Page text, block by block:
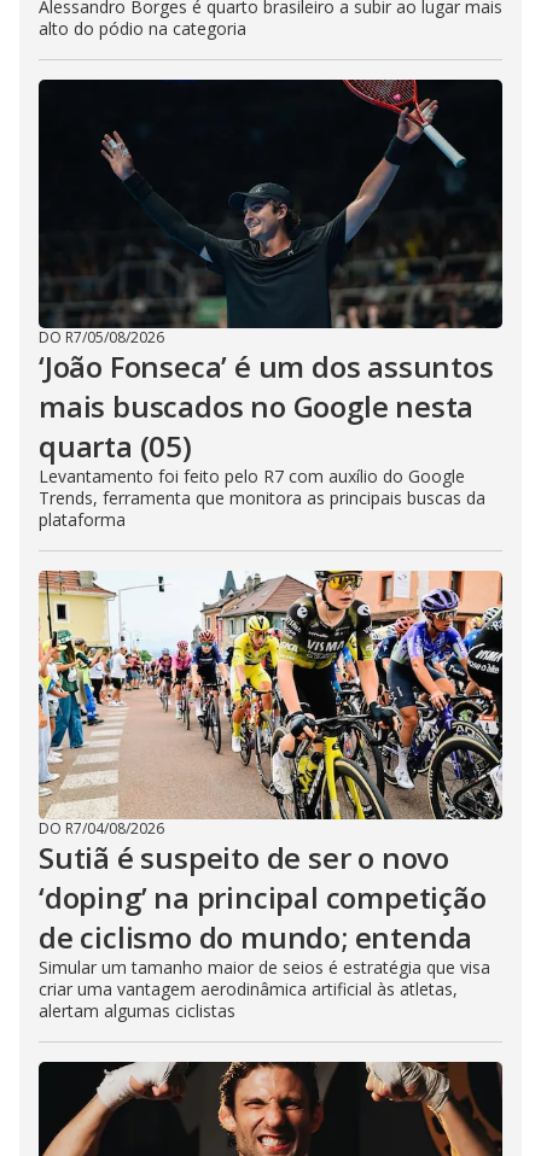
Alessandro Borges é quarto brasileiro a subir ao lugar mais
alto do pódio na categoria
DO R7/05/08/2026
‘João Fonseca’ é um dos assuntos
mais buscados no Google nesta
quarta (05)
Levantamento foi feito pelo R7 com auxílio do Google
Trends, ferramenta que monitora as principais buscas da
plataforma
DO R7/04/08/2026
Sutiã é suspeito de ser o novo
‘doping’ na principal competição
de ciclismo do mundo; entenda
Simular um tamanho maior de seios é estratégia que visa
criar uma vantagem aerodinâmica artificial às atletas,
alertam algumas ciclistas